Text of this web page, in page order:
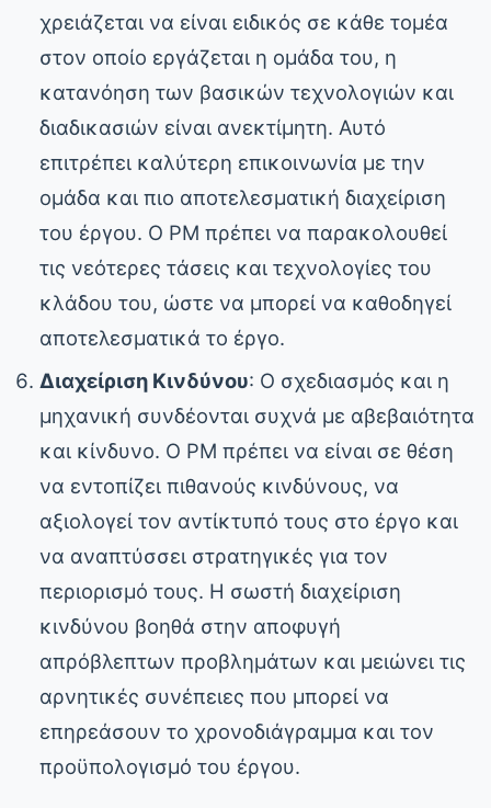
χρειάζεται να είναι ειδικός σε κάθε τομέα
στον οποίο εργάζεται η ομάδα του, η
κατανόηση των βασικών τεχνολογιών και
διαδικασιών είναι ανεκτίμητη. Αυτό
επιτρέπει καλύτερη επικοινωνία με την
ομάδα και πιο αποτελεσματική διαχείριση
του έργου. Ο PM πρέπει να παρακολουθεί
τις νεότερες τάσεις και τεχνολογίες του
κλάδου του, ώστε να μπορεί να καθοδηγεί
αποτελεσματικά το έργο.
Διαχείριση Κινδύνου: Ο σχεδιασμός και η
μηχανική συνδέονται συχνά με αβεβαιότητα
και κίνδυνο. Ο PM πρέπει να είναι σε θέση
να εντοπίζει πιθανούς κινδύνους, να
αξιολογεί τον αντίκτυπό τους στο έργο και
να αναπτύσσει στρατηγικές για τον
περιορισμό τους. Η σωστή διαχείριση
κινδύνου βοηθά στην αποφυγή
απρόβλεπτων προβλημάτων και μειώνει τις
αρνητικές συνέπειες που μπορεί να
επηρεάσουν το χρονοδιάγραμμα και τον
προϋπολογισμό του έργου.